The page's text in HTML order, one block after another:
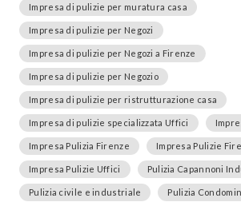
Impresa di pulizie per muratura casa
Impresa di pulizie per Negozi
Impresa di pulizie per Negozi a Firenze
Impresa di pulizie per Negozio
Impresa di pulizie per ristrutturazione casa
Impresa di pulizie specializzata Uffici
Impresa Pulizia Firenze Impresa Pulizie
Impresa Pulizie Uffici Pulizia Capannoni
Pulizia civile e industriale Pulizia